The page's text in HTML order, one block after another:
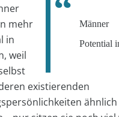
Männer
Potential
mehr
in
weil
existierenden